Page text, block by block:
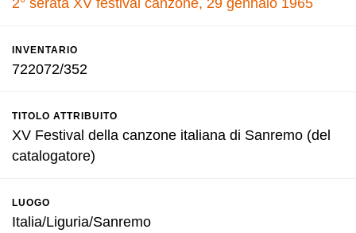
2° serata XV festival canzone, 29 gennaio 1965
INVENTARIO
722072/352
TITOLO ATTRIBUITO
XV Festival della canzone italiana di Sanremo (del
catalogatore)
LUOGO
Italia/Liguria/Sanremo